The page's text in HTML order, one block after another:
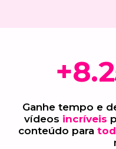
+
Ganhe tempo e
vídeos incríveis
conteúdo para